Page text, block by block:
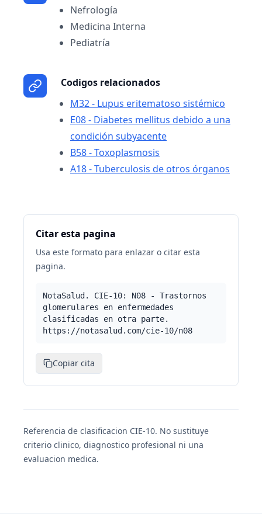
Nefrología
Medicina Interna
Pediatría
Codigos relacionados
M32 - Lupus eritematoso sistémico
E08 - Diabetes mellitus debido a una
condición subyacente
B58 - Toxoplasmosis
A18 - Tuberculosis de otros órganos
Citar esta pagina
Usa este formato para enlazar o citar esta
pagina.
NotaSalud. CIE-10: N08 - Trastornos
glomerulares en enfermedades
clasificadas en otra parte.
https://notasalud.com/cie-10/n08
Copiar cita
Referencia de clasificacion CIE-10. No sustituye
criterio clinico, diagnostico profesional ni una
evaluacion medica.